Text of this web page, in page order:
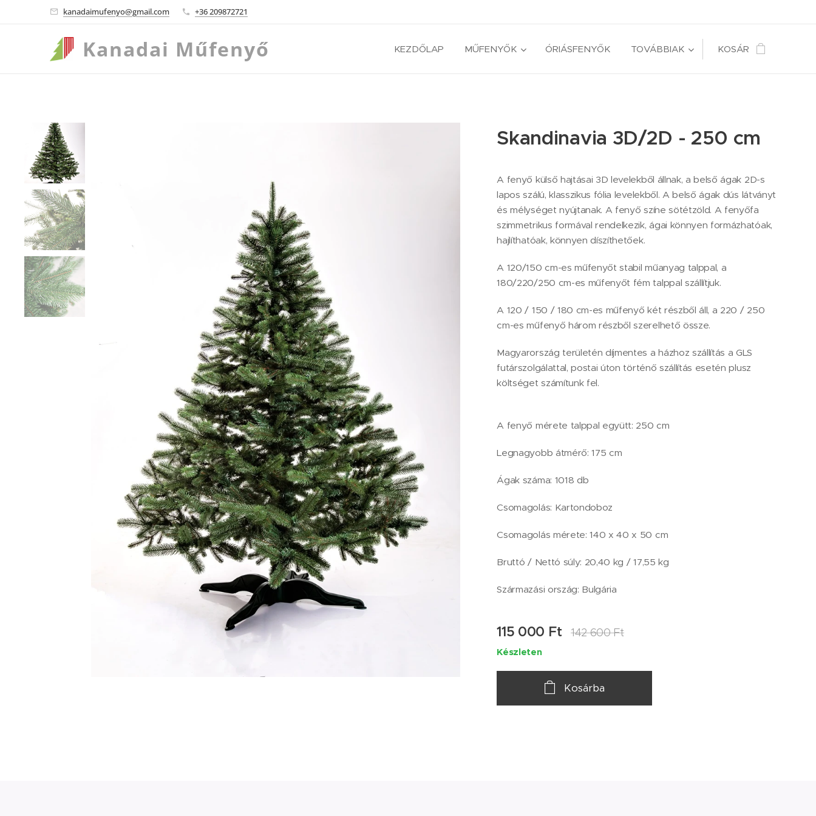
kanadaimufenyo@gmail.com +36 209872721
Kanadai Műfenyő KEZDŐLAP MŰFENYŐK ÓRIÁSFENYŐK TOVÁBBIAK KOSÁR
Skandinavia 3D/2D - 250 cm
A fenyő külső hajtásai 3D levelekből állnak, a belső ágak 2D-s
lapos szálú, klasszikus fólia levelekből. A belső ágak dús látványt
és mélységet nyújtanak. A fenyő színe sötétzöld. A fenyőfa
szimmetrikus formával rendelkezik, ágai könnyen formázhatóak,
hajlíthatóak, könnyen díszíthetőek.
A 120/150 cm-es műfenyőt stabil műanyag talppal, a
180/220/250 cm-es műfenyőt fém talppal szállítjuk.
A 120 / 150 / 180 cm-es műfenyő két részből áll, a 220 / 250
cm-es műfenyő három részből szerelhető össze.
Magyarország területén díjmentes a házhoz szállítás a GLS
futárszolgálattal, postai úton történő szállítás esetén plusz
költséget számítunk fel.
A fenyő mérete talppal együtt: 250 cm
Legnagyobb átmérő: 175 cm
Ágak száma: 1018 db
Csomagolás: Kartondoboz
Csomagolás mérete: 140 x 40 x 50 cm
Bruttó / Nettó súly: 20,40 kg / 17,55 kg
Származási ország: Bulgária
115 000 Ft 142 600Ft
Készleten
Kosárba